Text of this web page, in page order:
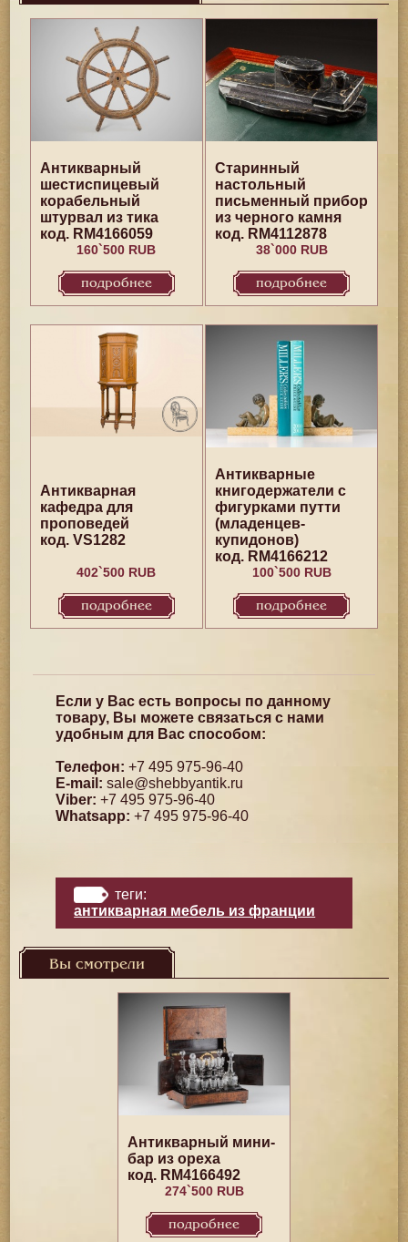
Антикварный
шестиспицевый
корабельный
штурвал из тика
код. RM4166059
160`500 RUB
подробнее
Старинный
настольный
письменный прибор
из черного камня
код. RM4112878
38`000 RUB
подробнее
Антикварная
кафедра для
проповедей
код. VS1282
402`500 RUB
подробнее
Антикварные
книгодержатели с
фигурками путти
(младенцев-
купидонов)
код. RM4166212
100`500 RUB
подробнее
Если у Вас есть вопросы по данному
товару, Вы можете связаться с нами
удобным для Вас способом:
Телефон: +7 495 975-96-40
E-mail: sale@shebbyantik.ru
Viber: +7 495 975-96-40
Whatsapp: +7 495 975-96-40
теги:
антикварная мебель из франции
Вы смотрели
Антикварный мини-
бар из ореха
код. RM4166492
274`500 RUB
подробнее